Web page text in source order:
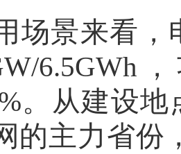
场景来看，
6.5GWh
。从建设
的主力省份